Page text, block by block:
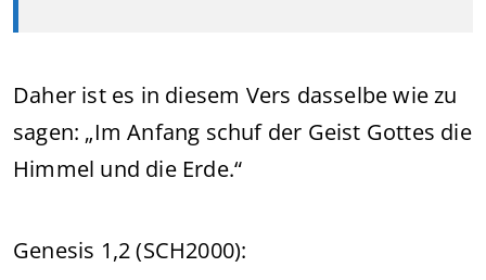
Daher ist es in diesem Vers dasselbe wie zu
sagen: „Im Anfang schuf der Geist Gottes die
Himmel und die Erde.“
Genesis 1,2 (SCH2000):